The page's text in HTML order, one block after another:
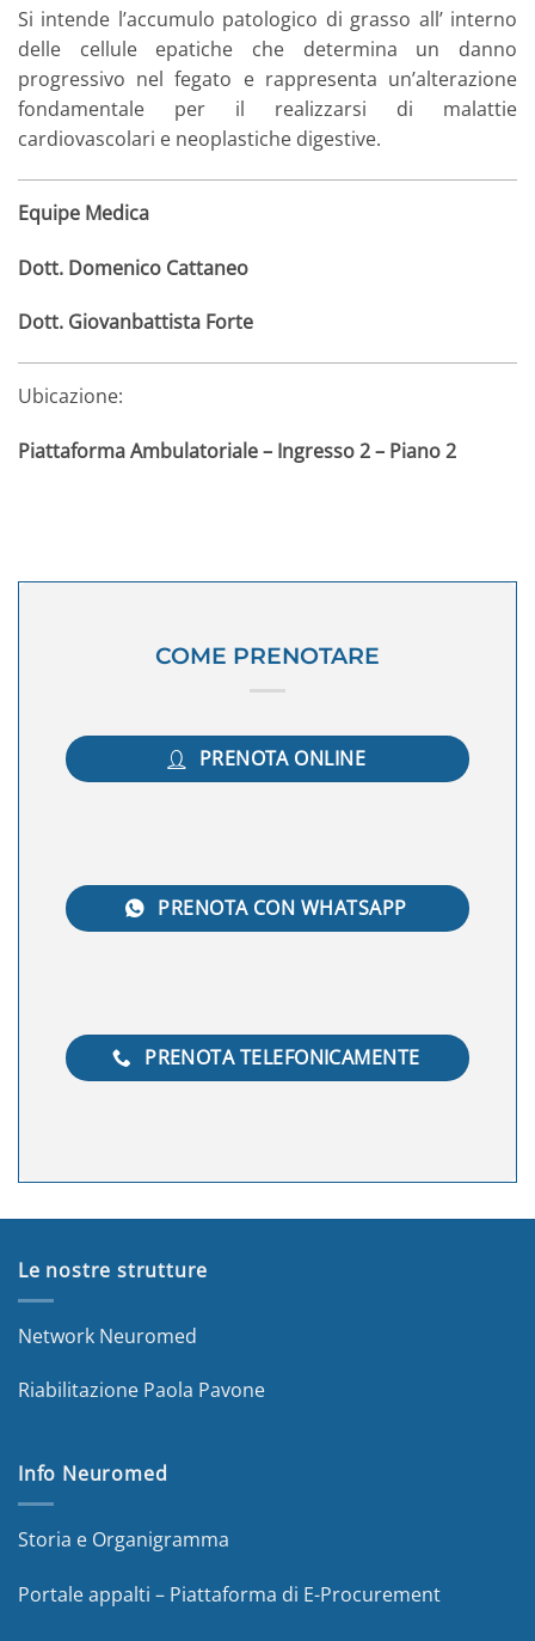
Si intende l’accumulo patologico di grasso all’ interno
delle cellule epatiche che determina un danno
progressivo nel fegato e rappresenta un’alterazione
fondamentale per il realizzarsi di malattie
cardiovascolari e neoplastiche digestive.
Equipe Medica
Dott. Domenico Cattaneo
Dott. Giovanbattista Forte
Ubicazione:
Piattaforma Ambulatoriale – Ingresso 2 – Piano 2
COME PRENOTARE
PRENOTA ONLINE
PRENOTA CON WHATSAPP
PRENOTA TELEFONICAMENTE
Le nostre strutture
Network Neuromed
Riabilitazione Paola Pavone
Info Neuromed
Storia e Organigramma
Portale appalti – Piattaforma di E-Procurement